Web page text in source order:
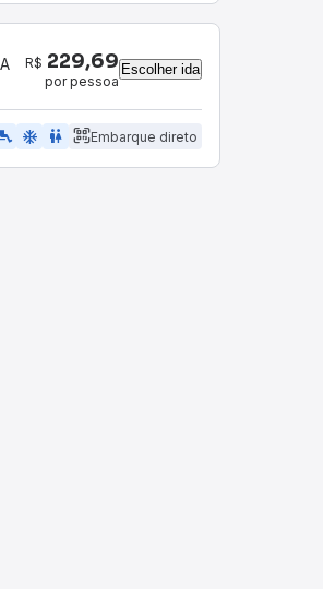
R$ 229,69
por pessoa
Escolher ida
ac_unit wc Embarque direto